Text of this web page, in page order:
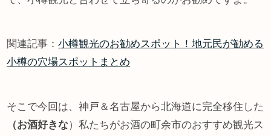
関連記事：小樽観光のお勧めスポット！地元民が勧める
小樽の穴場スポットまとめ
そこで今回は、神戸＆名古屋から北海道に完全移住した
（お酒好きな）私たちがお酒の町余市のおすすめ観光ス